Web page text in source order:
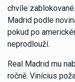
chvíle
Madrid podle
pokud po
neprodlouží.
Real Madrid mu
ročně. Vinícius